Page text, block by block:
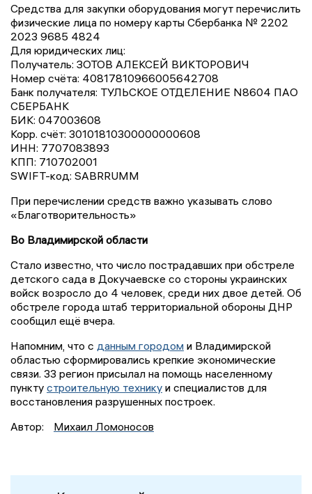
Средства для закупки оборудования могут перечислить
физические лица по номеру карты Сбербанка № 2202
2023 9685 4824
Для юридических лиц:
Получатель: ЗОТОВ АЛЕКСЕЙ ВИКТОРОВИЧ
Номер счёта: 40817810966005642708
Банк получателя: ТУЛЬСКОЕ ОТДЕЛЕНИЕ N8604 ПАО
СБЕРБАНК
БИК: 047003608
Корр. счёт: 30101810300000000608
ИНН: 7707083893
КПП: 710702001
SWIFT-код: SABRRUMM
При перечислении средств важно указывать слово
«Благотворительность»
Во Владимирской области
Стало известно, что число пострадавших при обстреле
детского сада в Докучаевске со стороны украинских
войск возросло до 4 человек, среди них двое детей. Об
обстреле города штаб территориальной обороны ДНР
сообщил ещё вчера.
Напомним, что с данным городом и Владимирской
областью сформировались крепкие экономические
связи. 33 регион присылал на помощь населенному
пункту строительную технику и специалистов для
восстановления разрушенных построек.
Автор:
Михаил Ломоносов